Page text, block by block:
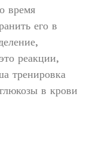
время
его в
реакции,
тренировка
в крови